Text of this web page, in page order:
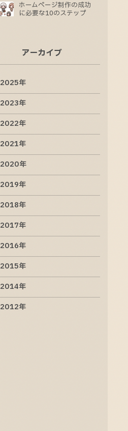
ホームページ制作の成功
に必要な10のステップ
法則：魅力的なサイトを
Web制作会社の選び方:
成功するためのポイント
Web制作の基礎知識: 初
めての方でも分かるポイ
ント
2025-09-06
ホームページ制作の基本
を理解するためのガイド
2025-09-05
制作ホームページの重要
性と基本知識
ホームページ制作の基礎
知識と成功のポイント
アーカイブ
2025年
2023年
2022年
2021年
2020年
2019年
2018年
2017年
2016年
2015年
2014年
2012年